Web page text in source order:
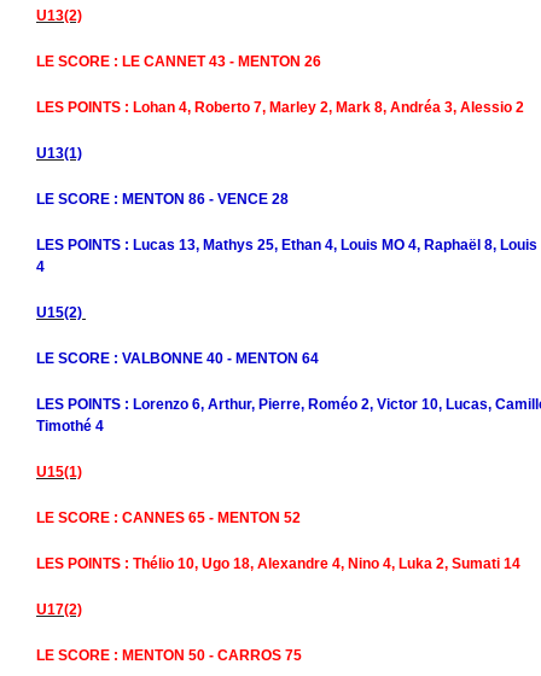
U13(2)
LE SCORE : LE CANNET 43 - MENTON 26
LES POINTS : Lohan 4, Roberto 7, Marley 2, Mark 8, Andréa 3, Alessio 2
U13(1)
LE SCORE : MENTON 86 - VENCE 28
LES POINTS : Lucas 13, Mathys 25, Ethan 4, Louis MO 4, Raphaël 8,
4
U15(2)
LE SCORE : VALBONNE 40 - MENTON 64
LES POINTS : Lorenzo 6, Arthur, Pierre, Roméo 2, Victor 10, Lucas,
Timothé 4
U15(1)
LE SCORE : CANNES 65 - MENTON 52
LES POINTS : Thélio 10, Ugo 18, Alexandre 4, Nino 4, Luka 2, Sumati 14
U17(2)
LE SCORE : MENTON 50 - CARROS 75